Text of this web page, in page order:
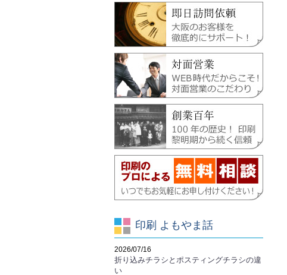
印刷 よもやま話
2026/07/16
折り込みチラシとポスティングチラシの違
い